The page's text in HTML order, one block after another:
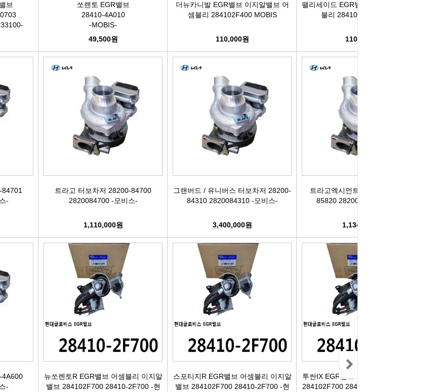
이로드엔드-유림-
자날베어링
형차휠볼트.너트
오일필터[카월드]
에어필터[카월드]
오일필터[카스테이션/카비스]
에어필터[카스테이션/카비스]
인렛미터링밸브
타이밍벨트세트[순정품]
팬벨트세트[순정품]
워터펌프[GMB/정우]
펜클러치
타이밍벨트세트[일반품]
싱글전구
더블전구
라이트전구소켓
깜박코일
안개등전구
온도센서
자동차안테나
물통모타
자동차메인휴즈
자동차휴즈
리모컨케이스
유리관휴즈
릴레이
씨그날
테일램프[순정품]
패스너 파스너도어트림
도어스티커
브러쉬암.와이퍼암
패달패드
자동차반사판
고휘도반사테이프
휠캡/허브캡
특장차부품
브
-
쏘렌토 EGR밸브
28410-4A010
-MOBIS-
49,500원
더뉴카니발 EGR밸브 이지알밸브 어
셈블리 284102F400 MOBIS
110,000원
팰리세이드 EGR밸브 이지알밸브 어셈
블리 284102F400 MOBIS
110,000원
84701
-
트라고 터보차저 28200-84700
2820084700 -모비스-
1,110,000원
그랜버드 / 유니버스 터보차저 28200-
84310 2820084310 -모비스-
3,400,000원
트라고엑시언트 터보차저 28200-
85820 2820085820 -모비스-
1,134,000원
4A600
-
뉴쏘렌토R EGR밸브 어셈블리 이지알
밸브 284102F700 28410-2F700 -현
스포티지R EGR밸브 어셈블리 이지알
밸브 284102F700 28410-2F700 -현
투싼IX EGR밸브 어셈블리 이지알밸브
284102F700 28410-2F700 -현대글로